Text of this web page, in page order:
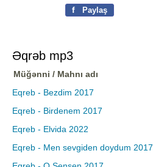
f Paylaş
Əqrəb mp3
Müğənni / Mahnı adı
Eqreb - Bezdim 2017
Eqreb - Birdenem 2017
Eqreb - Elvida 2022
Eqreb - Men sevgiden doydum 2017